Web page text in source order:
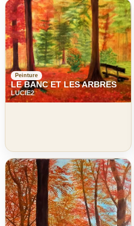
Peinture
LE BANC ET LES ARBRES
LUCIE2